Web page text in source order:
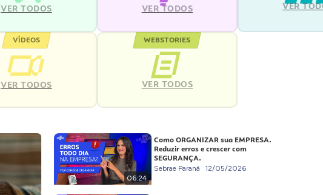
VER TODOS VER TODOS VER
VÍDEOS
VER TODOS
WEBSTORIES
VER TODOS
06:24
Como ORGANIZAR sua EMPRESA.
Reduzir erros e crescer com
SEGURANÇA.
Sebrae Paraná 12/05/2026